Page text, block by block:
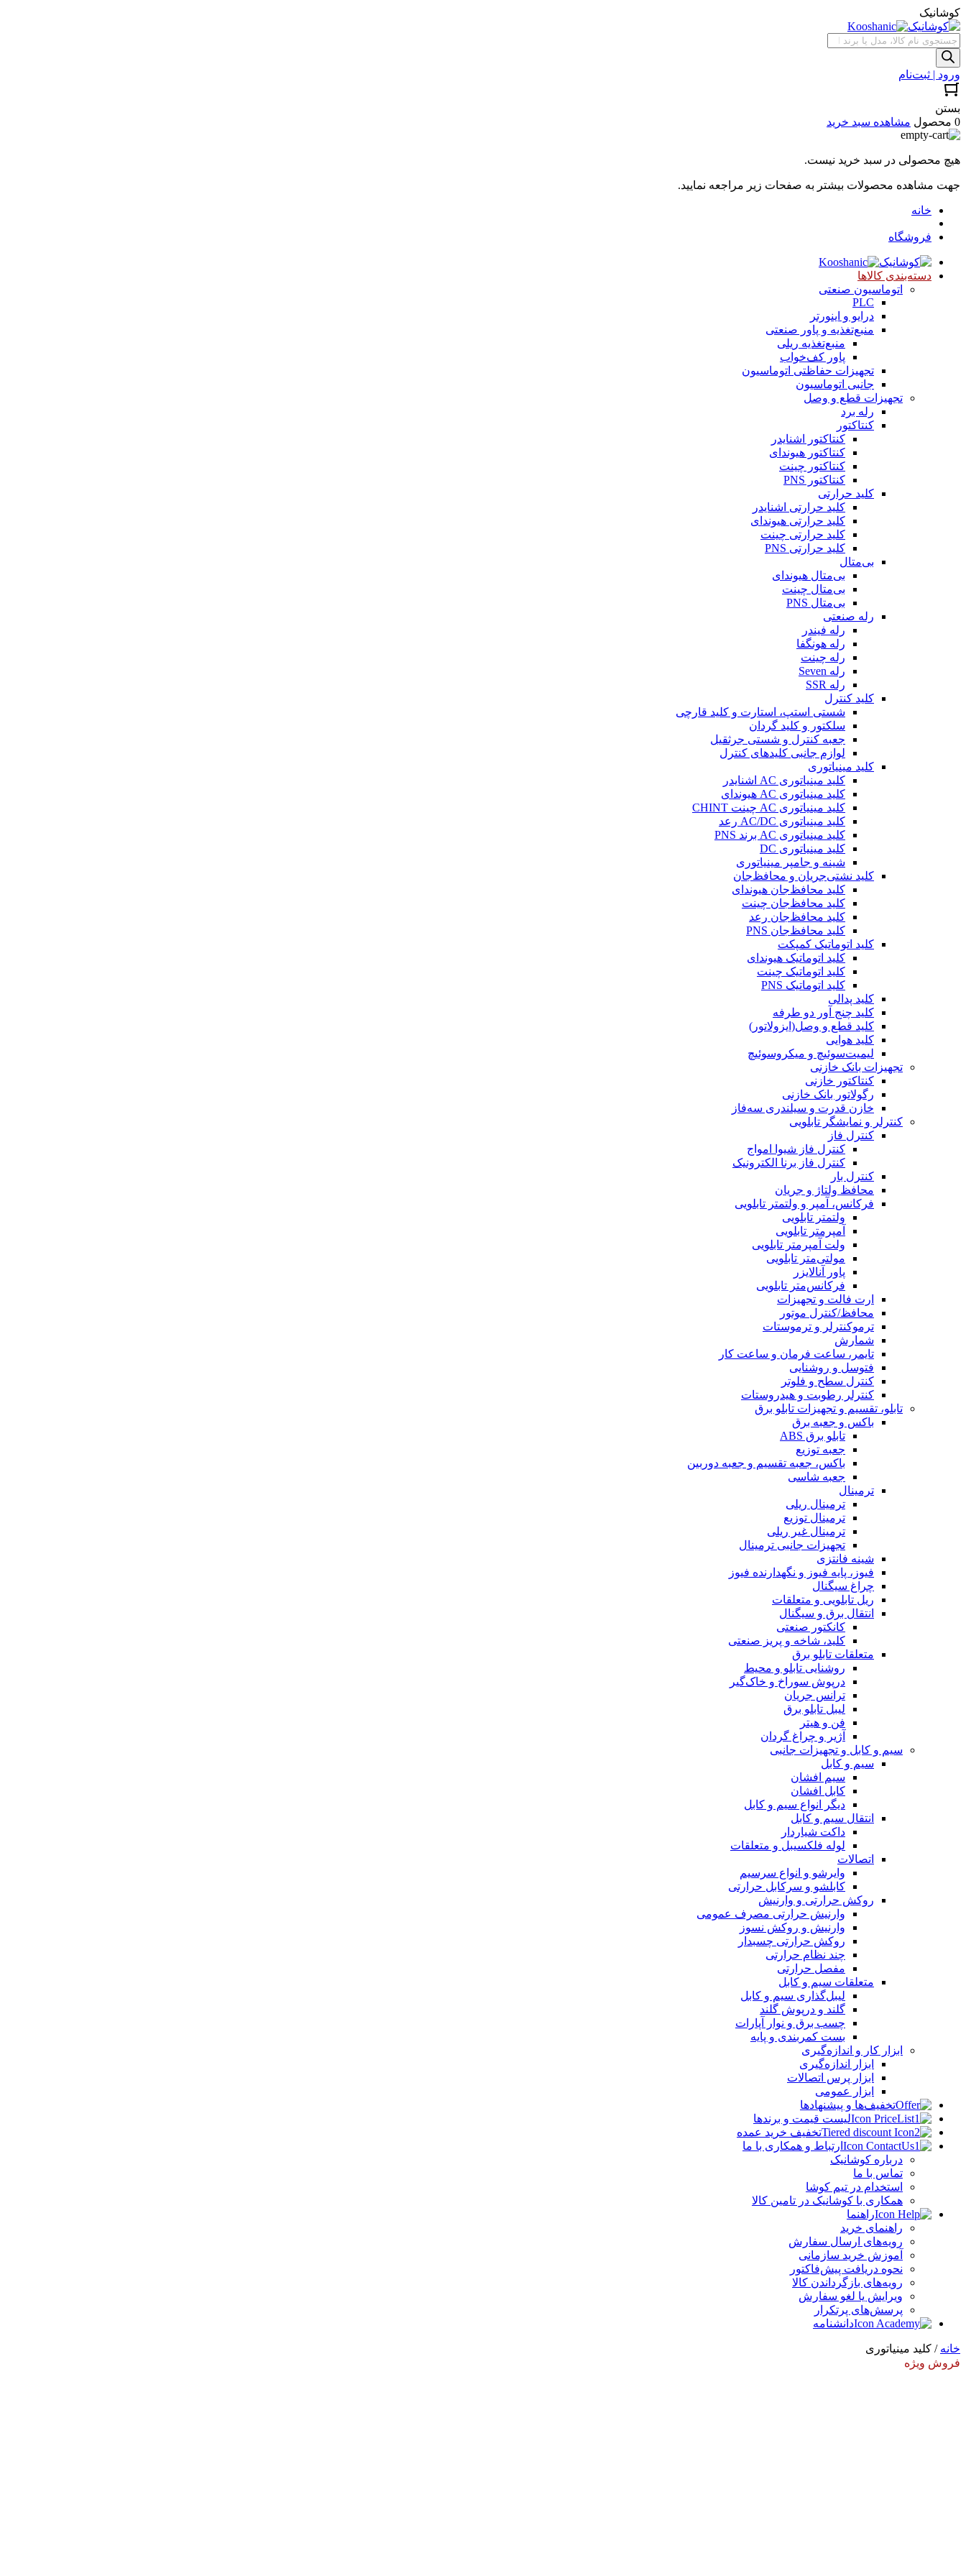
کوشانیک
جستجوی
محصولات
ورود | ثبت‌نام
بستن
0 محصول
مشاهده سبد خرید
هیچ محصولی در سبد خرید نیست.
جهت مشاهده محصولات بیشتر به صفحات زیر مراجعه نمایید.
خانه
فروشگاه
دسته‌بندی کالاها
اتوماسیون صنعتی
PLC
درایو و اینورتر
منبع‌تغذیه و پاور صنعتی
منبع‌تغذیه ریلی
پاور کف‌خواب
تجهیزات حفاظتی اتوماسیون
جانبی اتوماسیون
تجهیزات قطع و وصل
رله برد
کنتاکتور
کنتاکتور اشنایدر
کنتاکتور هیوندای
کنتاکتور چینت
کنتاکتور PNS
کلید حرارتی
کلید حرارتی اشنایدر
کلید حرارتی هیوندای
کلید حرارتی چینت
کلید حرارتی PNS
بی‌متال
بی‌متال هیوندای
بی‌متال چینت
بی‌متال PNS
رله صنعتی
رله فیندر
رله هونگفا
رله چینت
رله Seven
رله SSR
کلید کنترل
شستی استپ، استارت و کلید قارچی
سلکتور و کلید گردان
جعبه کنترل و شستی جرثقیل
لوازم جانبی کلیدهای کنترل
کلید مینیاتوری
کلید مینیاتوری AC اشنایدر
کلید مینیاتوری AC هیوندای
کلید مینیاتوری AC چینت CHINT
کلید مینیاتوری AC/DC رعد
کلید مینیاتوری AC برند PNS
کلید مینیاتوری DC
شینه و جامپر مینیاتوری
کلید نشتی‌جریان و محافظ‌جان
کلید محافظ‌جان هیوندای
کلید محافظ‌جان چینت
کلید محافظ‌جان رعد
کلید محافظ‌جان PNS
کلید اتوماتیک کمپکت
کلید اتوماتیک هیوندای
کلید اتوماتیک چینت
کلید اتوماتیک PNS
کلید پدالی
کلید چنج آور دو طرفه
کلید قطع و وصل(ایزولاتور)
کلید هوایی
لیمیت‌سوئیچ و میکروسوئیچ
تجهیزات بانک خازنی
کنتاکتور خازنی
رگولاتور بانک خازنی
خازن قدرت و سیلندری سه‌فاز
کنترلر و نمایشگر تابلویی
کنترل فاز
کنترل فاز شیوا امواج
کنترل فاز برنا الکترونیک
کنترل بار
محافظ ولتاژ و جریان
فرکانس، آمپر و ولتمتر تابلویی
ولتمتر تابلویی
آمپرمتر تابلویی
ولت آمپرمتر تابلویی
مولتی‌متر تابلویی
پاور آنالایزر
فرکانس‌متر تابلویی
ارت فالت و تجهیزات
محافظ/کنترل موتور
ترموکنترلر و ترموستات
شمارش
تایمر، ساعت فرمان و ساعت کار
فتوسل و روشنایی
کنترل سطح و فلوتر
کنترلر رطوبت و هیدروستات
تابلو، تقسیم و تجهیزات تابلو برق
باکس و جعبه برق
تابلو برق ABS
جعبه توزیع
باکس، جعبه تقسیم و جعبه دوربین
جعبه شاسی
ترمینال
ترمینال ریلی
ترمینال توزیع
ترمینال غیر ریلی
تجهیزات جانبی ترمینال
شینه فانتزی
فیوز، پایه فیوز و نگهدارنده فیوز
چراغ سیگنال
ریل تابلویی و متعلقات
انتقال برق و سیگنال
کانکتور صنعتی
کلید، شاخه و پریز صنعتی
متعلقات تابلو برق
روشنایی تابلو و محیط
درپوش سوراخ و خاک‌گیر
ترانس جریان
لیبل تابلو برق
فن و هیتر
آژیر و چراغ گردان
سیم و کابل و تجهیزات جانبی
سیم و کابل
سیم افشان
کابل افشان
دیگر انواع سیم و کابل
انتقال سیم و کابل
داکت شیاردار
لوله فلکسیبل و متعلقات
اتصالات
وایرشو و انواع سرسیم
کابلشو و سرکابل حرارتی
روکش حرارتی و وارنیش
وارنیش حرارتی مصرف عمومی
وارنیش و روکش نسوز
روکش حرارتی چسبدار
چند نظام حرارتی
مفصل حرارتی
متعلقات سیم و کابل
لیبل‌گذاری سیم و کابل
گلند و درپوش گلند
چسب برق و نوار آپارات
بست کمربندی و پایه
ابزار کار و اندازه‌گیری
ابزار اندازه‌گیری
ابزار پرس اتصالات
ابزار عمومی
تخفیف‌ها و پیشنهادها
لیست قیمت و برندها
تخفیف خرید عمده
ارتباط و همکاری با ما
درباره کوشانیک
تماس با ما
استخدام در تیم کوشا
همکاری با کوشانیک در تامین کالا
راهنما
راهنمای خرید
رویه‌های ارسال سفارش
آموزش خرید سازمانی
نحوه دریافت پیش‌فاکتور
رویه‌های بازگرداندن کالا
ویرایش یا لغو سفارش
پرسش‌های پرتکرار
دانشنامه
خانه / کلید مینیاتوری
فروش ویژه